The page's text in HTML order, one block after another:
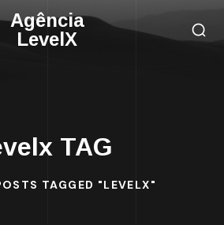
Agência
LevelX
TAG
TAGGED "LEVELX"